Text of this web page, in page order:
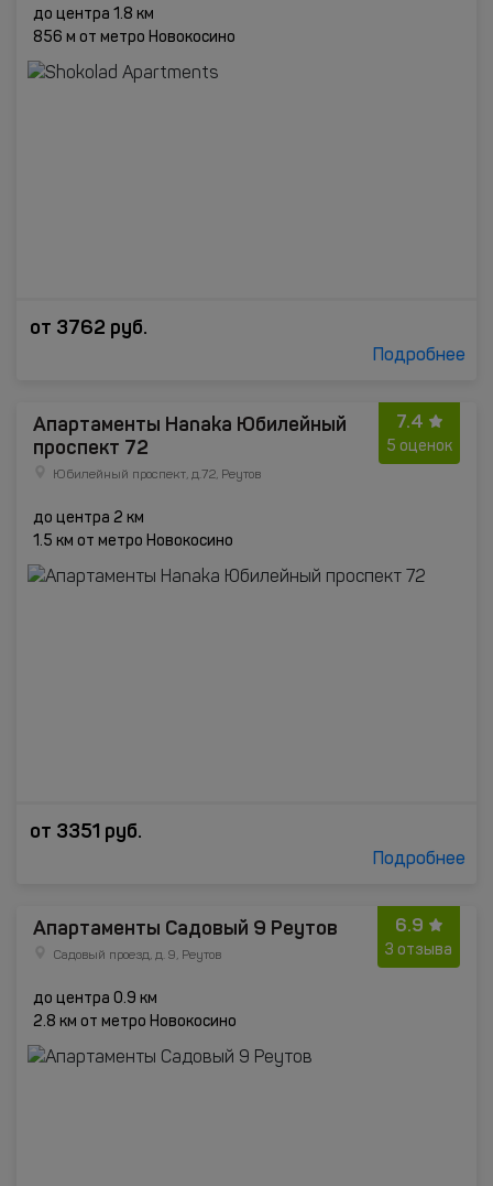
до центра 1.8 км
856 м от метро Новокосино
от 3762 руб.
Подробнее
7.4
5 оценок
Апартаменты Hanaka Юбилейный
проспект 72
Юбилейный проспект, д.72, Реутов
до центра 2 км
1.5 км от метро Новокосино
от 3351 руб.
Подробнее
6.9
3 отзыва
Апартаменты Садовый 9 Реутов
Садовый проезд, д. 9, Реутов
до центра 0.9 км
2.8 км от метро Новокосино